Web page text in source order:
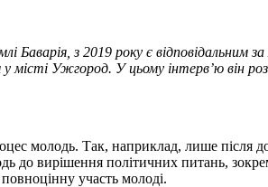
з 2019 року є відповідальним
у місті Ужгород. У цьому інтерв’ю він
молодь. Так, наприклад, лише після
вирішення політичних питань,
участь молоді.